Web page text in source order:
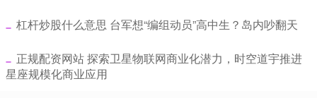
​杠杆炒股什么意思 台军想“编组动员”高中生？岛内吵翻天
​正规配资网站 探索卫星物联网商业化潜力，时空道宇推进
星座规模化商业应用